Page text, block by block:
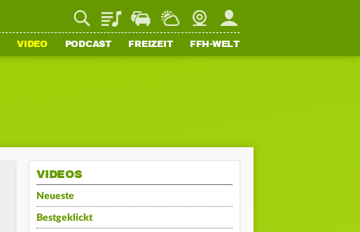
PlaylistStaupilotWetterWebcamMein FFH
VIDEO PODCAST FREIZEIT FFH-WELT
VIDEOS
Neueste
Bestgeklickt